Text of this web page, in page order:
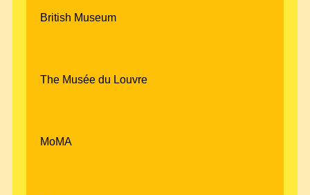
British Museum
The Musée du Louvre
MoMA